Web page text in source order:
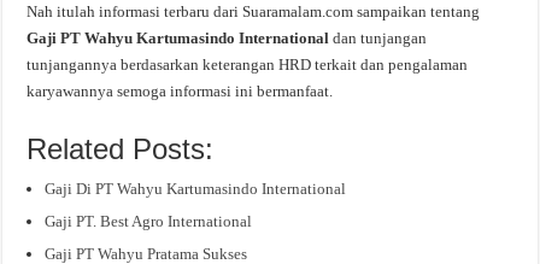
Nah itulah informasi terbaru dari Suaramalam.com sampaikan tentang
Gaji PT Wahyu Kartumasindo Internationaldan tunjangan
tunjangannya berdasarkan keterangan HRD terkait dan pengalaman
karyawannya semoga informasi ini bermanfaat.
Related Posts:
Gaji Di PT Wahyu Kartumasindo International
Gaji PT. Best Agro International
Gaji PT Wahyu Pratama Sukses